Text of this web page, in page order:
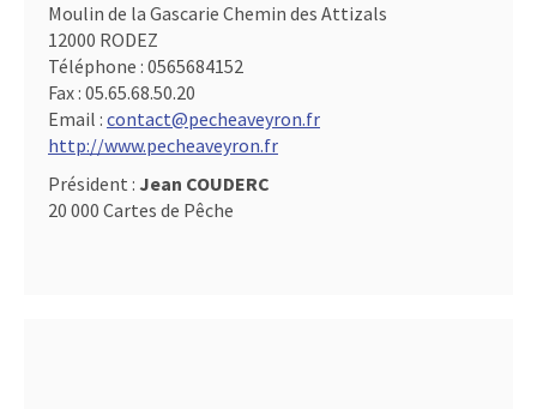
Moulin de la Gascarie Chemin des Attizals
12000 RODEZ
Téléphone : 0565684152
Fax : 05.65.68.50.20
Email : contact@pecheaveyron.fr
http://www.pecheaveyron.fr
Président : Jean COUDERC
20 000 Cartes de Pêche